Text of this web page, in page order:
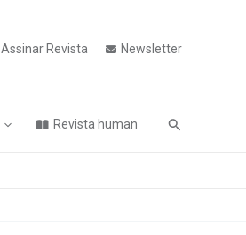
Assinar Revista Newsletter
Revista human Pesquisa